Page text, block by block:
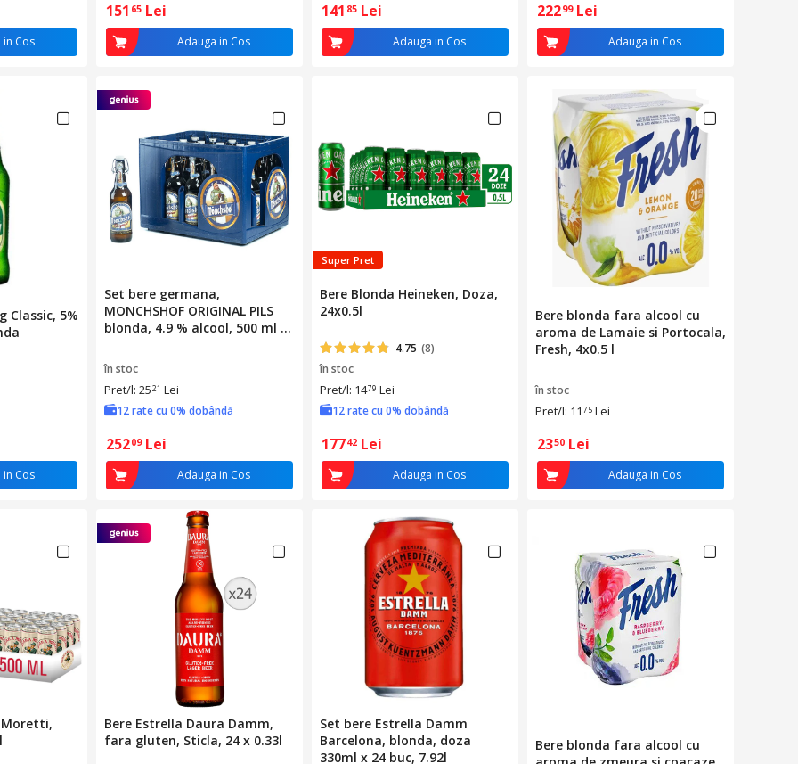
in Cos
151 65 Lei
Adauga in Cos
141 85 Lei
Adauga in Cos
22299 Lei
Adauga in Cos
Classic, 5%
in Cos
Set bere germana,
MONCHSHOF ORIGINAL PILS
blonda, 4.9 % alcool, 500 ml x
în stoc
Pret/l: 2521 Lei
12 rate cu 0% dobândă
25209 Lei
Adauga in Cos
Super Pret
Bere Blonda Heineken, Doza,
24x0.5l
4.75 (8)
în stoc
Pret/l: 1479 Lei
12 rate cu 0% dobândă
17742 Lei
Adauga in Cos
Bere blonda fara alcool cu
aroma de Lamaie si Portocala,
Fresh, 4x0.5 l
în stoc
Pret/l: 11 75 Lei
2350 Lei
Adauga in Cos
Moretti,
Bere Estrella Daura Damm,
fara gluten, Sticla, 24 x 0.33l
Set bere Estrella Damm
Barcelona, blonda, doza
330ml x 24 buc, 7.92l
Bere blonda fara alcool cu